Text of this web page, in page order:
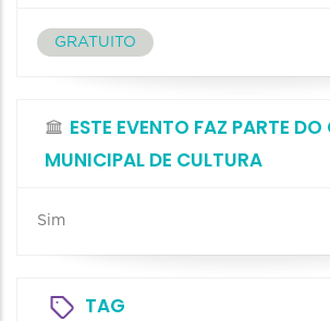
GRATUITO
ESTE EVENTO FAZ PARTE
MUNICIPAL DE CULTURA
Sim
TAG